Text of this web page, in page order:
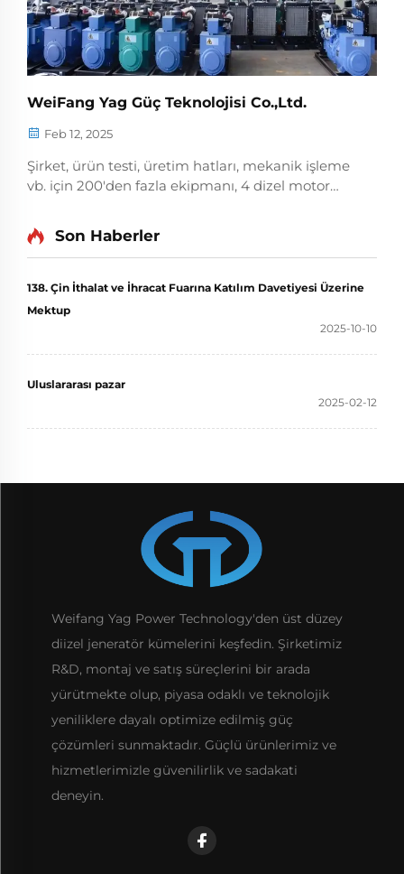
WeiFang Yag Güç Teknolojisi Co.,Ltd.
Feb 12, 2025
Şirket, ürün testi, üretim hatları, mekanik işleme
vb. için 200'den fazla ekipmanı, 4 dizel motor
sahiptir. Her yıl 50000 dizel motor üretilme
kapasitemiz bulunmaktadır...
Son Haberler
138. Çin İthalat ve İhracat Fuarına Katılım Davetiyesi Üzerine
Mektup
2025-10-10
Uluslararası pazar
2025-02-12
Weifang Yag Power Technology'den üst düzey
diizel jeneratör kümelerini keşfedin. Şirketimiz
R&D, montaj ve satış süreçlerini bir arada
yürütmekte olup, piyasa odaklı ve teknolojik
yeniliklere dayalı optimize edilmiş güç
çözümleri sunmaktadır. Güçlü ürünlerimiz ve
hizmetlerimizle güvenilirlik ve sadakati
deneyin.